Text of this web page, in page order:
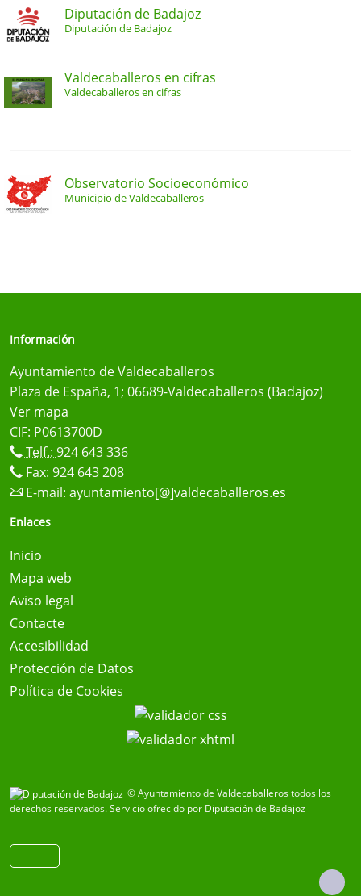
Diputación de Badajoz
Diputación de Badajoz
Valdecaballeros en cifras
Valdecaballeros en cifras
Observatorio Socioeconómico
Municipio de Valdecaballeros
Información
Ayuntamiento de Valdecaballeros
Plaza de España, 1; 06689-Valdecaballeros (Badajoz)
Ver mapa
CIF: P0613700D
Telf.: 924 643 336
Fax: 924 643 208
E-mail: ayuntamiento[@]valdecaballeros.es
Enlaces
Inicio
Mapa web
Aviso legal
Contacte
Accesibilidad
Protección de Datos
Política de Cookies
© Ayuntamiento de Valdecaballeros todos los
derechos reservados.Servicio ofrecido por Diputación de Badajoz